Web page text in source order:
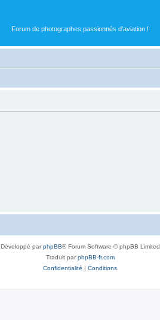
Forum de photographes passionnés d'aviation !
Développé parphpBB® Forum Software © phpBB Limited
Traduit parphpBB-fr.com
Confidentialité | Conditions